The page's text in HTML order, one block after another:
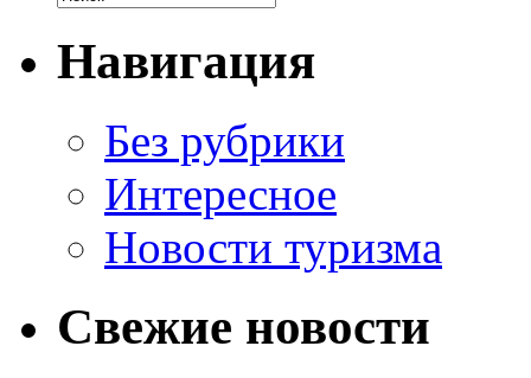
Навигация
Без рубрики
Интересное
Новости туризма
Свежие новости